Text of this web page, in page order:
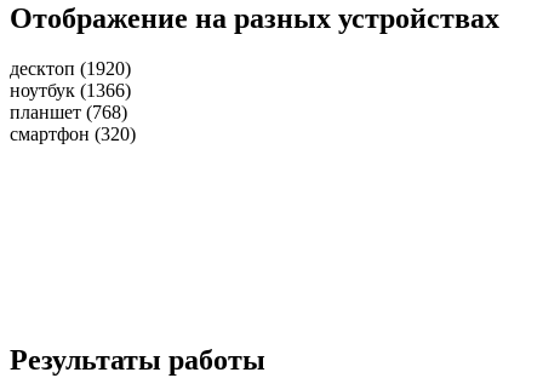
Отображение на разных устройствах
десктоп (1920)
ноутбук (1366)
планшет (768)
смартфон (320)
Результаты работы